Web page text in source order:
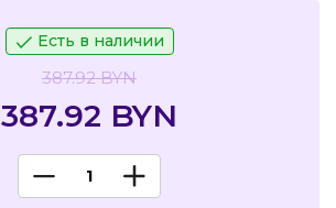
Есть в наличии
387.92 BYN
387.92 BYN